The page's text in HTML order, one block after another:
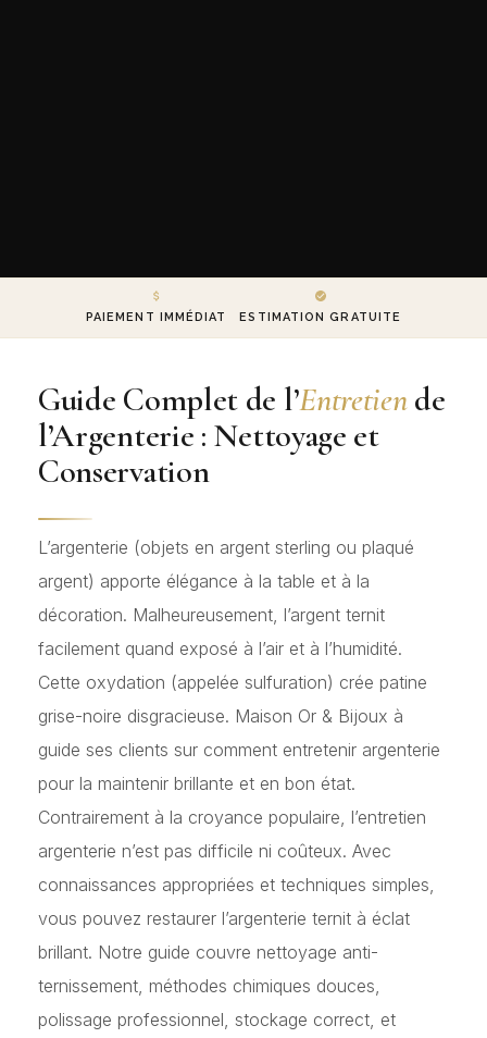
PAIEMENT IMMÉDIAT ESTIMATION GRATUITE
Guide Complet de l’Entretiende
l’Argenterie : Nettoyage et
Conservation
L’argenterie (objets en argent sterling ou plaqué
argent) apporte élégance à la table et à la
décoration. Malheureusement, l’argent ternit
facilement quand exposé à l’air et à l’humidité.
Cette oxydation (appelée sulfuration) crée patine
grise-noire disgracieuse. Maison Or & Bijoux à
guide ses clients sur comment entretenir argenterie
pour la maintenir brillante et en bon état.
Contrairement à la croyance populaire, l’entretien
argenterie n’est pas difficile ni coûteux. Avec
connaissances appropriées et techniques simples,
vous pouvez restaurer l’argenterie ternit à éclat
brillant. Notre guide couvre nettoyage anti-
ternissement, méthodes chimiques douces,
polissage professionnel, stockage correct, et